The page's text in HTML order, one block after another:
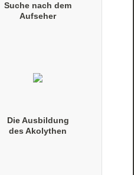
Suche nach dem
Aufseher
Die Ausbildung
des Akolythen